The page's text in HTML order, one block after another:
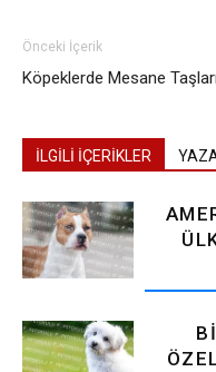
Önceki İçerik
Köpeklerde Mesane Taşları
İLGİLİ İÇERİKLER